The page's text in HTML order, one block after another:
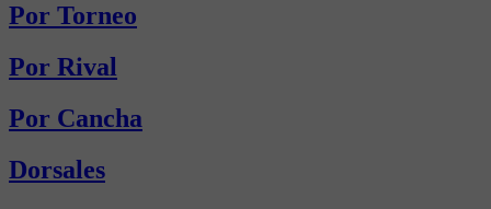
Por Torneo
Por Rival
Por Cancha
Dorsales